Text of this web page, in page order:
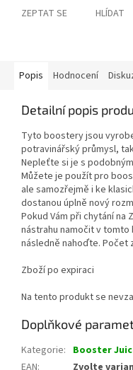
ZEPTAT SE HLÍDAT
Popis Hodnocení
Detailní popis
Tyto boostery jsou
potravinářský průmysl,
Nepleťte si je s
Můžete je použít pro
ale samozřejmě i ke
dostanou úplně nový
Pokud Vám při chytání na
nástrahu namočit v
následně nahoďte. Počet
Zboží po expiraci
Na tento produkt se
Doplňkové
Kategorie: Booster